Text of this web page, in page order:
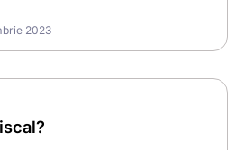
2023